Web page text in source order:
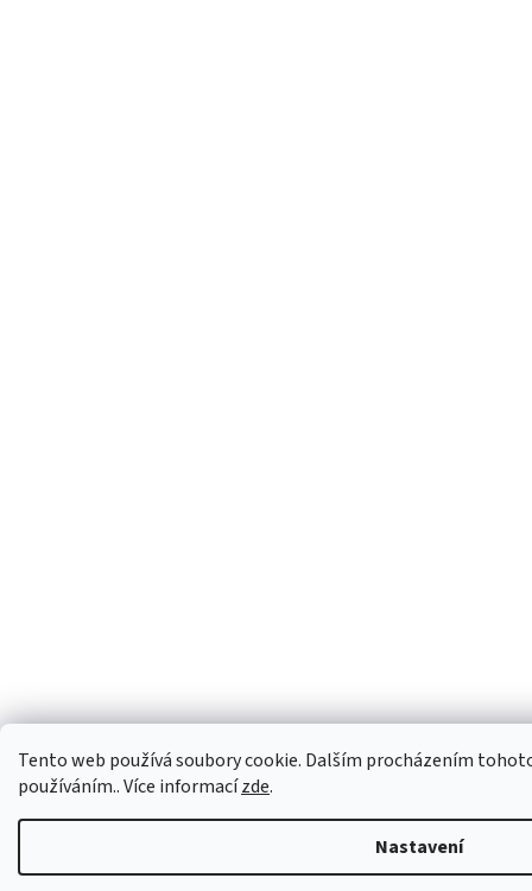
Tento web používá soubory cookie. Dalším procházením
používáním.. Více informacízde.
Nastavení